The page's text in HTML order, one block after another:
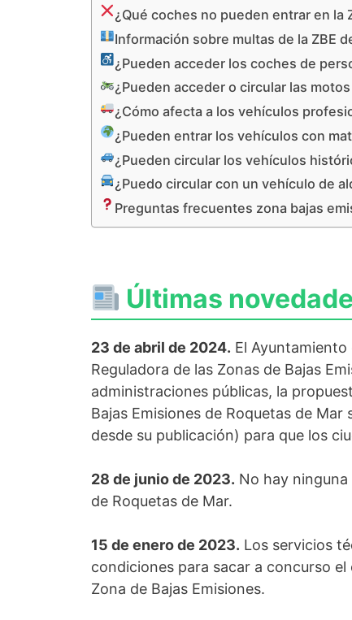
¿Qué coches no pueden entrar en la
Información sobre multas de la ZBE
¿Pueden acceder los coches de
¿Pueden acceder o circular las
¿Cómo afecta a los vehículos
¿Pueden entrar los vehículos con
¿Pueden circular los vehículos
¿Puedo circular con un vehículo de
Preguntas frecuentes zona bajas
Últimas
23 de abril de 2024. El
Reguladora de las Zonas de Bajas
administraciones públicas, la
Bajas Emisiones de Roquetas de
desde su publicación) para que los
28 de junio de 2023. No hay
de Roquetas de Mar.
15 de enero de 2023. Los servicios
condiciones para sacar a concurso
Zona de Bajas Emisiones.